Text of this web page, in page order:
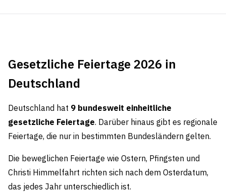
Gesetzliche Feiertage 2026 in
Deutschland
Deutschland hat 9 bundesweit einheitliche
gesetzliche Feiertage. Darüber hinaus gibt es regionale
Feiertage, die nur in bestimmten Bundesländern gelten.
Die beweglichen Feiertage wie Ostern, Pfingsten und
Christi Himmelfahrt richten sich nach dem Osterdatum,
das jedes Jahr unterschiedlich ist.